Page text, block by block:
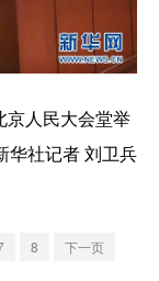
京人民大会堂举
华社记者 刘卫兵
8 下一页